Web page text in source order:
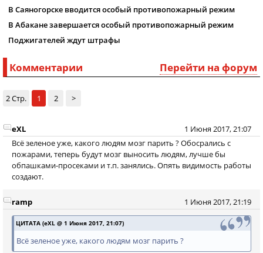
В Саяногорске вводится особый противопожарный режим
В Абакане завершается особый противопожарный режим
Поджигателей ждут штрафы
Перейти на форум
Комментарии
2 Стр. 1 2 >
1 Июня 2017, 21:07
eXL
Всё зеленое уже, какого людям мозг парить ? Обосрались с
пожарами, теперь будут мозг выносить людям, лучше бы
обпашками-просеками и т.п. занялись. Опять видимость работы
создают.
1 Июня 2017, 21:19
ramp
ЦИТАТА (eXL @ 1 Июня 2017, 21:07)
Всё зеленое уже, какого людям мозг парить ?